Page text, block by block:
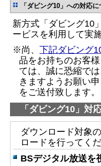
「ダビング10」への対応に
新方式「ダビング10
ービスを利用して実
※尚、 下記ダビング
品をお持ちのお客
ては、誠に恐縮で
きますようお願い
をご送付致します。
「ダビング10」対
ダウンロード対象
ロードを行ってくだ
BSデジタル放送を